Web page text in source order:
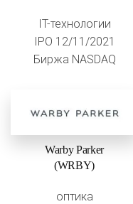
IT-технологии
IPO 12/11/2021
Биржа NASDAQ
Warby Parker
(WRBY)
оптика